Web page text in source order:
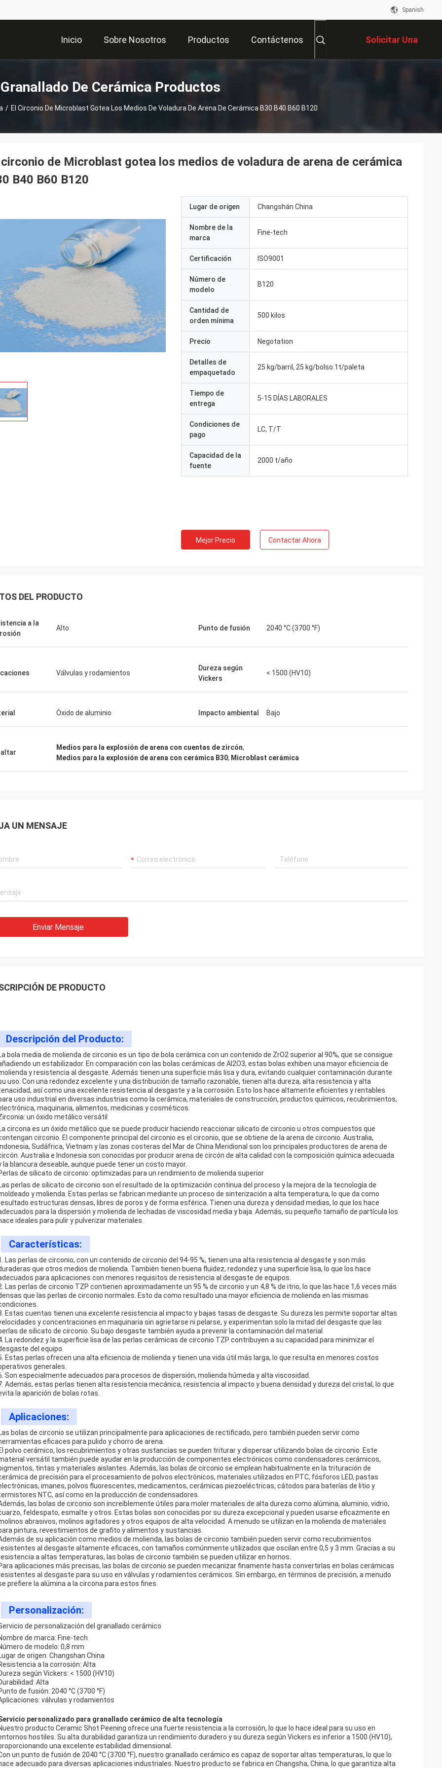
Spanish
Inicio Sobre Nosotros Productos Contáctenos Solicitar Una
Cotización
Granallado De Cerámica Productos
/ El Circonio De Microblast Gotea Los Medios De Voladura De Arena De Cerámica B30 B40 B60 B120
de Microblast gotea los medios de voladura de arena de cerámica
B40 B60 B120
Lugar de origen Changshán China
Nombre de la
marca
Fine-tech
Certificación ISO9001
Número de
modelo
B120
Cantidad de
orden mínima
500 kilos
Precio Negotation
Detalles de
empaquetado
25 kg/barril, 25 kg/bolso.1t/paleta
Tiempo de
entrega
5-15 DÍAS LABORALES
Condiciones de
pago
LC, T/T
Capacidad de la
fuente
2000 t/año
Mejor Precio Contactar Ahora
DEL PRODUCTO
a la
Alto Punto de fusión 2040 °C (3700 °F)
Válvulas y rodamientos
Dureza según
Vickers
< 1500 (HV10)
Óxido de aluminio Impacto ambiental Bajo
Medios para la explosión de arena con cuentas de zircón,
Medios para la explosión de arena con cerámica B30, Microblast cerámica
UN MENSAJE
Enviar Mensaje
DE PRODUCTO
Descripción del Producto:
bola media de molienda de circonio es un tipo de bola cerámica con un contenido de ZrO2 superior al 90%, que se consigue
un estabilizador. En comparación con las bolas cerámicas de Al2O3, estas bolas exhiben una mayor eficiencia de
y resistencia al desgaste. Además tienen una superficie más lisa y dura, evitando cualquier contaminación durante
uso. Con una redondez excelente y una distribución de tamaño razonable, tienen alta dureza, alta resistencia y alta
así como una excelente resistencia al desgaste y a la corrosión. Esto los hace altamente eficientes y rentables
uso industrial en diversas industrias como la cerámica, materiales de construcción, productos químicos, recubrimientos,
maquinaria, alimentos, medicinas y cosméticos.
un óxido metálico versátil
circona es un óxido metálico que se puede producir haciendo reaccionar silicato de circonio u otros compuestos que
circonio. El componente principal del circonio es el circonio, que se obtiene de la arena de circonio. Australia,
Sudáfrica, Vietnam y las zonas costeras del Mar de China Meridional son los principales productores de arena de
Australia e Indonesia son conocidas por producir arena de circón de alta calidad con la composición química adecuada
la blancura deseable, aunque puede tener un costo mayor.
de silicato de circonio: optimizadas para un rendimiento de molienda superior
perlas de silicato de circonio son el resultado de la optimización continua del proceso y la mejora de la tecnología de
y molienda. Estas perlas se fabrican mediante un proceso de sinterización a alta temperatura, lo que da como
estructuras densas, libres de poros y de forma esférica. Tienen una dureza y densidad medias, lo que los hace
para la dispersión y molienda de lechadas de viscosidad media y baja. Además, su pequeño tamaño de partícula los
ideales para pulir y pulverizar materiales.
Características:
Las perlas de circonio, con un contenido de circonio del 94-95 %, tienen una alta resistencia al desgaste y son más
que otros medios de molienda. También tienen buena fluidez, redondez y una superficie lisa, lo que los hace
para aplicaciones con menores requisitos de resistencia al desgaste de equipos.
Las perlas de circonio TZP contienen aproximadamente un 95 % de circonio y un 4,8 % de itrio, lo que las hace 1,6 veces más
que las perlas de circonio normales. Esto da como resultado una mayor eficiencia de molienda en las mismas
Estas cuentas tienen una excelente resistencia al impacto y bajas tasas de desgaste. Su dureza les permite soportar altas
y concentraciones en maquinaria sin agrietarse ni pelarse, y experimentan solo la mitad del desgaste que las
de silicato de circonio. Su bajo desgaste también ayuda a prevenir la contaminación del material.
La redondez y la superficie lisa de las perlas cerámicas de circonio TZP contribuyen a su capacidad para minimizar el
del equipo.
Estas perlas ofrecen una alta eficiencia de molienda y tienen una vida útil más larga, lo que resulta en menores costos
generales.
Son especialmente adecuados para procesos de dispersión, molienda húmeda y alta viscosidad.
Además, estas perlas tienen alta resistencia mecánica, resistencia al impacto y buena densidad y dureza del cristal, lo que
la aparición de bolas rotas.
Aplicaciones:
bolas de circonio se utilizan principalmente para aplicaciones de rectificado, pero también pueden servir como
eficaces para pulido y chorro de arena.
polvo cerámico, los recubrimientos y otras sustancias se pueden triturar y dispersar utilizando bolas de circonio. Este
versátil también puede ayudar en la producción de componentes electrónicos como condensadores cerámicos,
tintas y materiales aislantes. Además, las bolas de circonio se emplean habitualmente en la trituración de
de precisión para el procesamiento de polvos electrónicos, materiales utilizados en PTC, fósforos LED, pastas
imanes, polvos fluorescentes, medicamentos, cerámicas piezoeléctricas, cátodos para baterías de litio y
NTC, así como en la producción de condensadores.
las bolas de circonio son increíblemente útiles para moler materiales de alta dureza como alúmina, aluminio, vidrio,
feldespato, esmalte y otros. Estas bolas son conocidas por su dureza excepcional y pueden usarse eficazmente en
abrasivos, molinos agitadores y otros equipos de alta velocidad. A menudo se utilizan en la molienda de materiales
pintura, revestimientos de grafito y alimentos y sustancias.
de su aplicación como medios de molienda, las bolas de circonio también pueden servir como recubrimientos
al desgaste altamente eficaces, con tamaños comúnmente utilizados que oscilan entre 0,5 y 3 mm. Gracias a su
a altas temperaturas, las bolas de circonio también se pueden utilizar en hornos.
aplicaciones más precisas, las bolas de circonio se pueden mecanizar finamente hasta convertirlas en bolas cerámicas
al desgaste para su uso en válvulas y rodamientos cerámicos. Sin embargo, en términos de precisión, a menudo
prefiere la alúmina a la circona para estos fines.
Personalización:
de personalización del granallado cerámico
de marca: Fine-tech
de modelo: 0,8 mm
de origen: Changshan China
a la corrosión: Alta
según Vickers: < 1500 (HV10)
Alta
de fusión: 2040 °C (3700 °F)
válvulas y rodamientos
personalizado para granallado cerámico de alta tecnología
producto Ceramic Shot Peening ofrece una fuerte resistencia a la corrosión, lo que lo hace ideal para su uso en
hostiles. Su alta durabilidad garantiza un rendimiento duradero y su dureza según Vickers es inferior a 1500 (HV10),
una excelente estabilidad dimensional.
un punto de fusión de 2040 °C (3700 °F), nuestro granallado cerámico es capaz de soportar altas temperaturas, lo que lo
adecuado para diversas aplicaciones industriales. Nuestro producto se fabrica en Changsha, China, lo que garantiza alta